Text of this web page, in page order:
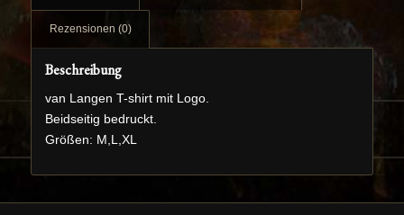
Rezensionen (0)
Beschreibung
van Langen T-shirt mit Logo.
Beidseitig bedruckt.
Größen: M,L,XL